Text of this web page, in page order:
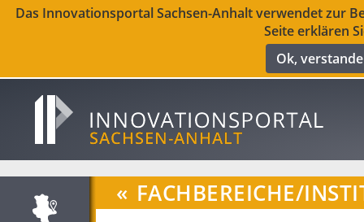
Das Innovationsportal Sachsen-Anhalt verwendet zur
Seite erklären
Ok,
« FACHBEREICHE/